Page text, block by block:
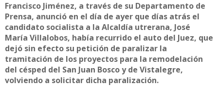
Francisco Jiménez, a través de su Departamento de
Prensa, anunció en el día de ayer que días atrás el
candidato socialista a la Alcaldía utrerana, José
María Villalobos, había recurrido el auto del Juez, que
dejó sin efecto su petición de paralizar la
tramitación de los proyectos para la remodelación
del césped del San Juan Bosco y de Vistalegre,
volviendo a solicitar dicha paralización.